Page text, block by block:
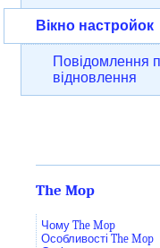
Вікно настройок
Повідомлення
відновлення
The Mop
Чому The Mop
Особливості The Mop